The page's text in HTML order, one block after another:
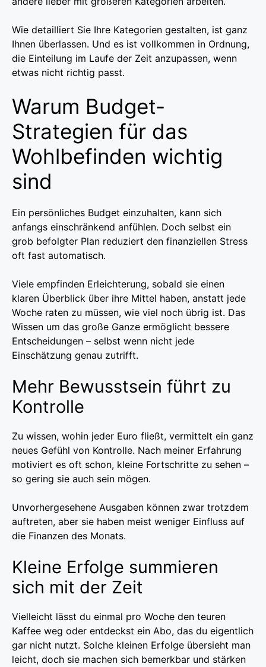
Wie detailliert Sie Ihre Kategorien gestalten, ist ganz
Ihnen überlassen. Und es ist vollkommen in Ordnung,
die Einteilung im Laufe der Zeit anzupassen, wenn
etwas nicht richtig passt.
Warum Budget-
Strategien für das
Wohlbefinden wichtig
sind
Ein persönliches Budget einzuhalten, kann sich
anfangs einschränkend anfühlen. Doch selbst ein
grob befolgter Plan reduziert den finanziellen Stress
oft fast automatisch.
Viele empfinden Erleichterung, sobald sie einen
klaren Überblick über ihre Mittel haben, anstatt jede
Woche raten zu müssen, wie viel noch übrig ist. Das
Wissen um das große Ganze ermöglicht bessere
Entscheidungen – selbst wenn nicht jede
Einschätzung genau zutrifft.
Mehr Bewusstsein führt zu
Kontrolle
Zu wissen, wohin jeder Euro fließt, vermittelt ein ganz
neues Gefühl von Kontrolle. Nach meiner Erfahrung
motiviert es oft schon, kleine Fortschritte zu sehen –
so gering sie auch sein mögen.
Unvorhergesehene Ausgaben können zwar trotzdem
auftreten, aber sie haben meist weniger Einfluss auf
die Finanzen des Monats.
Kleine Erfolge summieren
sich mit der Zeit
Vielleicht lässt du einmal pro Woche den teuren
Kaffee weg oder entdeckst ein Abo, das du eigentlich
gar nicht nutzt. Solche kleinen Erfolge übersieht man
leicht, doch sie machen sich bemerkbar und stärken